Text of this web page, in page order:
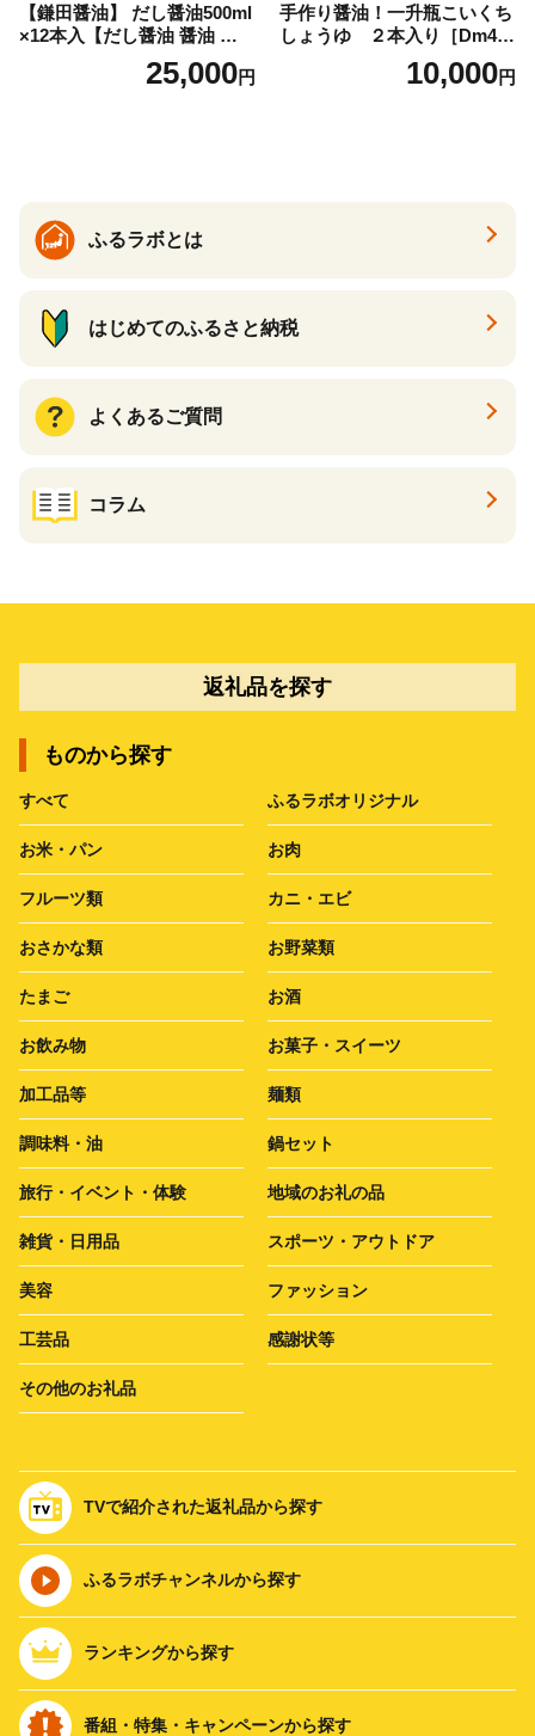
【鎌田醤油】 だし醤油500ml
×12本入【だし醤油 醤油 人気
おすすめ 人気だし醤油 出汁
25,000円
手作り醤油！一升瓶こいくち
しょうゆ ２本入り［Dm4］
｜手作り 醤油 和歌山県 印南
町 一升瓶 こいくちしょうゆ
10,000円
ふるラボとは
はじめてのふるさと納税
よくあるご質問
コラム
返礼品を探す
ものから探す
すべて ふるラボオリジナル
お米・パン お肉
フルーツ類 カニ・エビ
おさかな類 お野菜類
たまご お酒
お飲み物 お菓子・スイーツ
加工品等 麺類
調味料・油 鍋セット
旅行・イベント・体験 地域のお礼の品
雑貨・日用品 スポーツ・アウトドア
美容 ファッション
工芸品 感謝状等
その他のお礼品
TVで紹介された返礼品から探す
ふるラボチャンネルから探す
ランキングから探す
番組・特集・キャンペーンから探す